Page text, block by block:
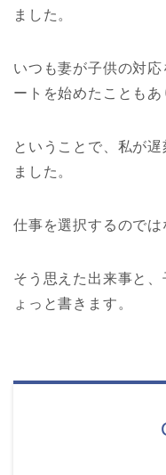
ました。
いつも妻が子供の対
ートを始めたことも
ということで、私が
ました。
仕事を選択するのでは
そう思えた出来事と
ょっと書きます。